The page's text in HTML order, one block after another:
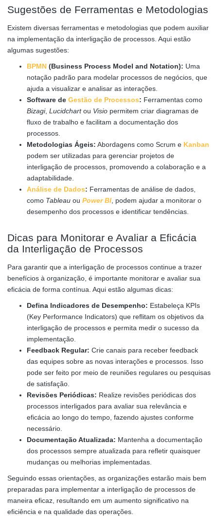
Sugestões de Ferramentas e Metodologias
Existem diversas ferramentas e metodologias que podem auxiliar
na implementação da interligação de processos. Aqui estão
algumas sugestões:
BPMN (Business Process Model and Notation): Uma
notação padrão para modelar processos de negócios, que
ajuda a visualizar e analisar as interações.
Software de Gestão de Processos: Ferramentas como
Bizagi, Lucidchartou Visio permitem criar diagramas de
fluxo de trabalho e facilitam a documentação dos
processos.
Metodologias Ágeis: Abordagens como Scrum e Kanban
podem ser utilizadas para gerenciar projetos de
interligação de processos, promovendo a colaboração e a
adaptabilidade.
Análise de Dados: Ferramentas de análise de dados,
como Tableau ou Power BI , podem ajudar a monitorar o
desempenho dos processos e identificar tendências.
Dicas para Monitorar e Avaliar a Eficácia
da Interligação de Processos
Para garantir que a interligação de processos continue a trazer
benefícios à organização, é importante monitorar e avaliar sua
eficácia de forma contínua. Aqui estão algumas dicas:
Defina Indicadores de Desempenho: Estabeleça KPIs
(Key Performance Indicators) que reflitam os objetivos da
interligação de processos e permita medir o sucesso da
implementação.
Feedback Regular: Crie canais para receber feedback
das equipes sobre as novas interações e processos. Isso
pode ser feito por meio de reuniões regulares ou pesquisas
de satisfação.
Revisões Periódicas: Realize revisões periódicas dos
processos interligados para avaliar sua relevância e
eficácia ao longo do tempo, fazendo ajustes conforme
necessário.
Documentação Atualizada: Mantenha a documentação
dos processos sempre atualizada para refletir quaisquer
mudanças ou melhorias implementadas.
Seguindo essas orientações, as organizações estarão mais bem
preparadas para implementar a interligação de processos de
maneira eficaz, resultando em um aumento significativo na
eficiência e na qualidade das operações.